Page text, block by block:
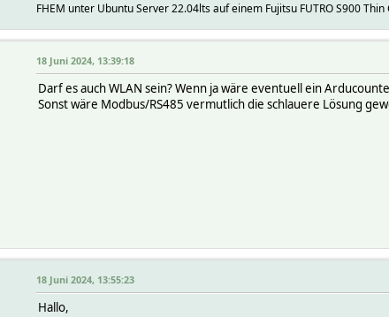
FHEM unter Ubuntu Server 22.04lts auf einem Fujitsu FUTRO S900 Thin
18 Juni 2024, 13:39:18
Darf es auch WLAN sein? Wenn ja wäre eventuell ein
Sonst wäre Modbus/RS485 vermutlich die schlauere Lösung
18 Juni 2024, 13:55:23
Hallo,